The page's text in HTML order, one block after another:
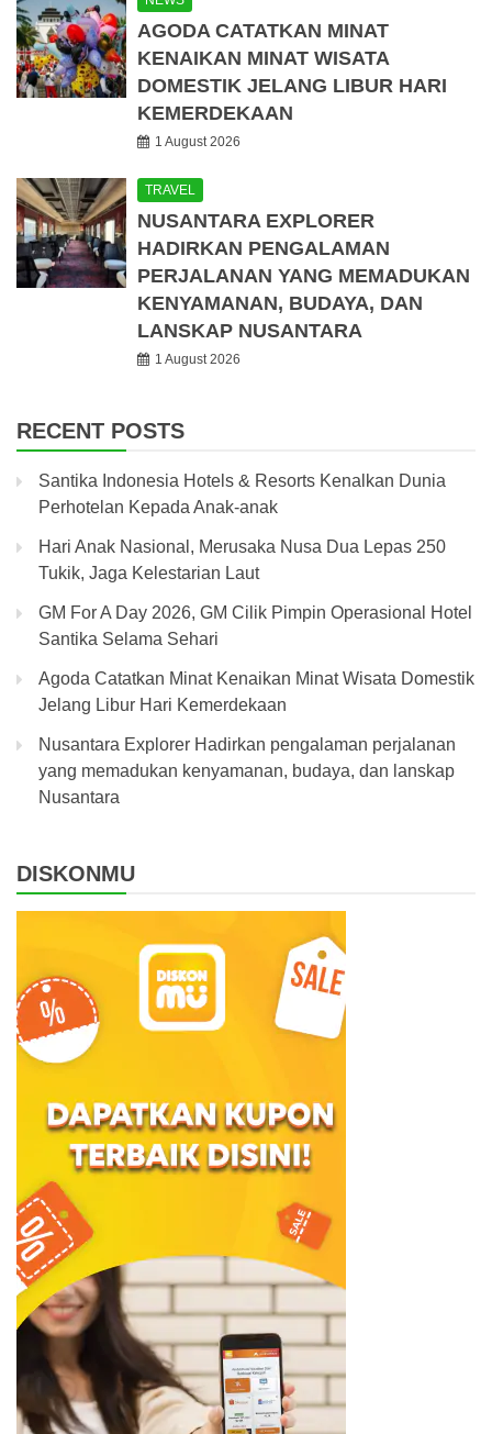
AGODA CATATKAN MINAT
KENAIKAN MINAT WISATA
DOMESTIK JELANG LIBUR HARI
KEMERDEKAAN
1 August 2026
TRAVEL
NUSANTARA EXPLORER
HADIRKAN PENGALAMAN
PERJALANAN YANG MEMADUKAN
KENYAMANAN, BUDAYA, DAN
LANSKAP NUSANTARA
1 August 2026
RECENT POSTS
Santika Indonesia Hotels & Resorts Kenalkan Dunia
Perhotelan Kepada Anak-anak
Hari Anak Nasional, Merusaka Nusa Dua Lepas 250
Tukik, Jaga Kelestarian Laut
GM For A Day 2026, GM Cilik Pimpin Operasional Hotel
Santika Selama Sehari
Agoda Catatkan Minat Kenaikan Minat Wisata Domestik
Jelang Libur Hari Kemerdekaan
Nusantara Explorer Hadirkan pengalaman perjalanan
yang memadukan kenyamanan, budaya, dan lanskap
Nusantara
DISKONMU